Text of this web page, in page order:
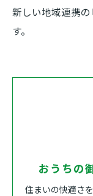
新しい地域連携
す。
おうちの
住まいの快適さ